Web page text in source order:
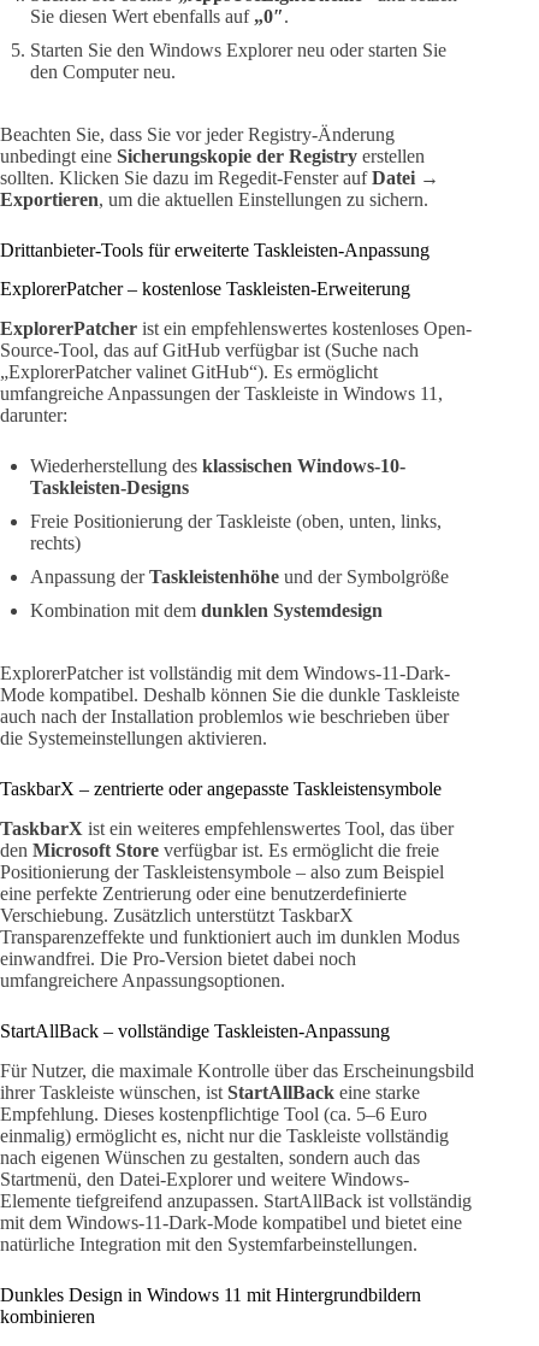
Sie diesen Wert ebenfalls auf „0″.
Starten Sie den Windows Explorer neu oder starten Sie
den Computer neu.
Beachten Sie, dass Sie vor jeder Registry-Änderung
unbedingt eine Sicherungskopie der Registry erstellen
sollten. Klicken Sie dazu im Regedit-Fenster aufDatei →
Exportieren, um die aktuellen Einstellungen zu sichern.
Drittanbieter-Tools für erweiterte Taskleisten-Anpassung
ExplorerPatcher – kostenlose Taskleisten-Erweiterung
ExplorerPatcher ist ein empfehlenswertes kostenloses Open-
Source-Tool, das auf GitHub verfügbar ist (Suche nach
„ExplorerPatcher valinet GitHub“). Es ermöglicht
umfangreiche Anpassungen der Taskleiste in Windows 11,
darunter:
Wiederherstellung des klassischen Windows-10-
Taskleisten-Designs
Freie Positionierung der Taskleiste (oben, unten, links,
rechts)
Anpassung derTaskleistenhöhe und der Symbolgröße
Kombination mit dem dunklen Systemdesign
ExplorerPatcher ist vollständig mit dem Windows-11-Dark-
Mode kompatibel. Deshalb können Sie die dunkle Taskleiste
auch nach der Installation problemlos wie beschrieben über
die Systemeinstellungen aktivieren.
TaskbarX – zentrierte oder angepasste Taskleistensymbole
TaskbarX ist ein weiteres empfehlenswertes Tool, das über
den Microsoft Store verfügbar ist. Es ermöglicht die freie
Positionierung der Taskleistensymbole – also zum Beispiel
eine perfekte Zentrierung oder eine benutzerdefinierte
Verschiebung. Zusätzlich unterstützt TaskbarX
Transparenzeffekte und funktioniert auch im dunklen Modus
einwandfrei. Die Pro-Version bietet dabei noch
umfangreichere Anpassungsoptionen.
StartAllBack – vollständige Taskleisten-Anpassung
Für Nutzer, die maximale Kontrolle über das Erscheinungsbild
ihrer Taskleiste wünschen, ist StartAllBack eine starke
Empfehlung. Dieses kostenpflichtige Tool (ca. 5–6 Euro
einmalig) ermöglicht es, nicht nur die Taskleiste vollständig
nach eigenen Wünschen zu gestalten, sondern auch das
Startmenü, den Datei-Explorer und weitere Windows-
Elemente tiefgreifend anzupassen. StartAllBack ist vollständig
mit dem Windows-11-Dark-Mode kompatibel und bietet eine
natürliche Integration mit den Systemfarbeinstellungen.
Dunkles Design in Windows 11 mit Hintergrundbildern
kombinieren